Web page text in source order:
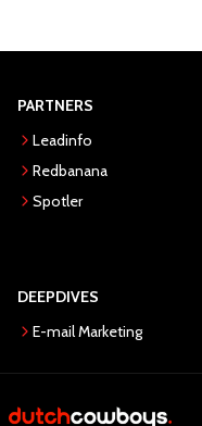
PARTNERS
Leadinfo
Redbanana
Spotler
DEEPDIVES
E-mail Marketing